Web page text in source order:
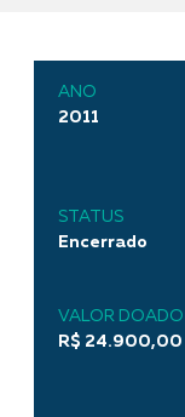
ANO
2011
STATUS
Encerrado
VALOR DOADO
R$ 24.900,00